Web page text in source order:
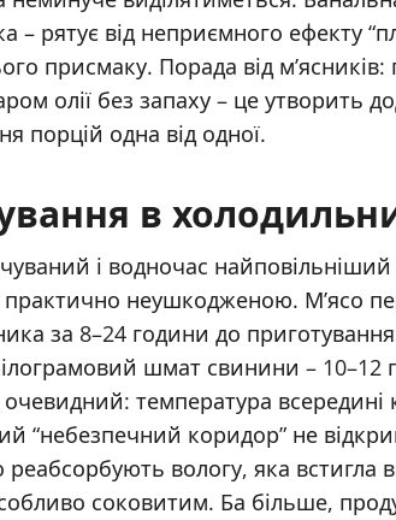
– рятує від неприємного ефекту
присмаку. Порада від
олії без запаху – це утворить
порцій одна від одної.
в
і водночас найповільніший
практично неушкодженою. М’ясо
за 8–24 години до
шмат свинини – 10–12
температура всередині
“небезпечний коридор” не
вологу, яка встигла
соковитим. Ба більше,